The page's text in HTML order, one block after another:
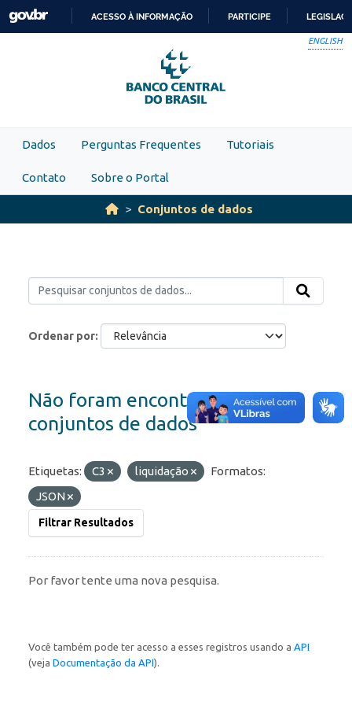
Skip to main content
PARA
O
CONTEÚDO
ACESSO À INFORMAÇÃO PARTICIPE
ENGLISH
Dados Perguntas Frequentes Tutoriais
Contato Sobre o Portal
Conjuntos de dados
Ordenar por
Não foram encontrados
conjuntos de dados
Etiquetas: C3 liquidação
Formatos:
JSON
Filtrar Resultados
Por favor tente uma nova pesquisa.
Você também pode ter acesso a esses registros usando a API
(veja Documentação da API).